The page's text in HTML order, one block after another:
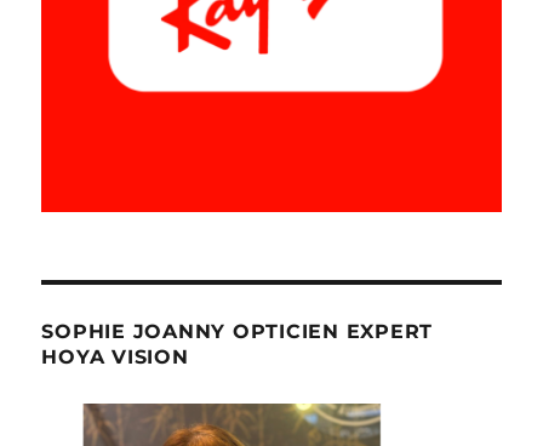
SOPHIE JOANNY OPTICIEN EXPERT
HOYA VISION